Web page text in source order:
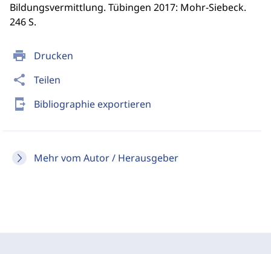
print Drucken
share Teilen
send_to_mobile Bibliographie exportieren
Mehr vom Autor / Herausgeber
Bildungsvermittlung. Tübingen 2017: Mohr-Siebeck.
246 S.